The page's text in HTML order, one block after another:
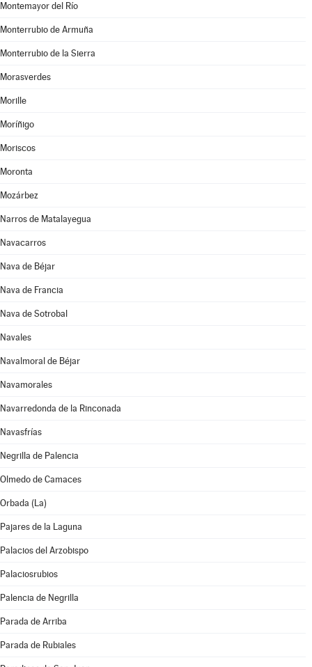
Montemayor del Río
Monterrubio de Armuña
Monterrubio de la Sierra
Morasverdes
Morille
Moríñigo
Moriscos
Moronta
Mozárbez
Narros de Matalayegua
Navacarros
Nava de Béjar
Nava de Francia
Nava de Sotrobal
Navales
Navalmoral de Béjar
Navamorales
Navarredonda de la Rinconada
Navasfrías
Negrilla de Palencia
Olmedo de Camaces
Orbada (La)
Pajares de la Laguna
Palacios del Arzobispo
Palaciosrubios
Palencia de Negrilla
Parada de Arriba
Parada de Rubiales